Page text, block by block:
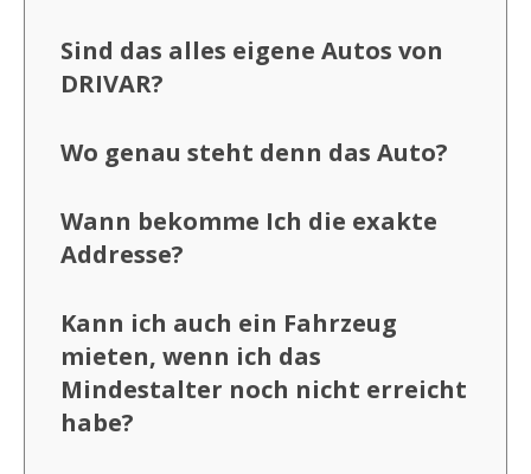
Sind das alles eigene Autos von
DRIVAR?
Wo genau steht denn das Auto?
Wann bekomme Ich die exakte
Addresse?
Kann ich auch ein Fahrzeug
mieten, wenn ich das
Mindestalter noch nicht erreicht
habe?